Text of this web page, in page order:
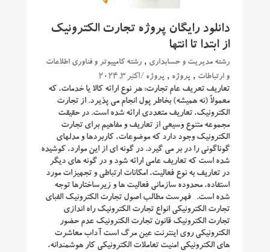
دانلود رایگان پروژه تجارت الکترونیک
از ابتدا تا انتها
رشته مدیریت و حسابداری ,رشته کامپیوتر و فناوری اطلاعات
و ارتباطات , پروژه , پروژه / اکتبر 3, 2024
تعاریف تعریف عام تجارت: هر نوع ارائه کالا یا خدمات، که
معمولاً (نه همیشه) بخاطر پول انجام می پذیرد. از تجارت
الکترونیک، تعاریف متعددی ارائه شده است. در حقیقت
مجموعه متنوع وسیعی از تعاریف و مفاهیم برای تجارت
الکترونیک وجود دارد که موضوعات، کاربردها و مدلهای
گوناگونی را در بر می گیرد. در گونه ای از این موارد، کوشیده
شده است که تعاریف عامی ارائه شود و در گونه های دیگر
در تعاریف به نوع فعالیت، امکانات ارتباطی و تجهیزات مورد
استفاده، محدوده سازمانی فعالیت ها و زیرساختارها توجه
شده است. فهرست مطالب اصول تجارت الکترونیک الفبای
تجارت الکترونیکی انواع تجارت الکترونیک راه اندازی
تجارت الکترونیک قانون تجارت الکترونیک عدم حضور
الکترونیکی روی اینترنت عین مرگ است آداب معاشرت
های الکترونیکی امنیت تعاملات الکترونیکی کار هوشمندانه،